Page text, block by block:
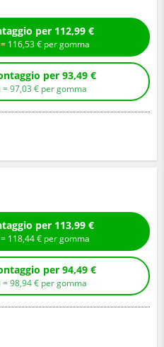
Compra con montaggio per 112,99 €
) = 116,53€ per gomma
Compra senza montaggio per 93,49 €
) =97,03 € per gomma
Compra con montaggio per 113,99 €
) = 118,44€ per gomma
Compra senza montaggio per 94,49 €
) =98,94€ per gomma